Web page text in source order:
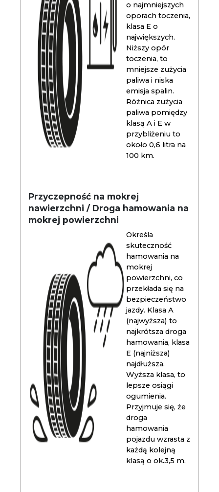
o najmniejszych
oporach toczenia,
klasa E o
największych.
Niższy opór
toczenia, to
mniejsze zużycia
paliwa i niska
emisja spalin.
Różnica zużycia
paliwa pomiędzy
klasą A i E w
przybliżeniu to
około 0,6 litra na
100 km.
Przyczepność na mokrej
nawierzchni / Droga hamowania na
mokrej powierzchni
Określa
skuteczność
hamowania na
mokrej
powierzchni, co
przekłada się na
bezpieczeństwo
jazdy. Klasa A
(najwyższa) to
najkrótsza droga
hamowania, klasa
E (najniższa)
najdłuższa.
Wyższa klasa, to
lepsze osiągi
ogumienia.
Przyjmuje się, że
droga
hamowania
pojazdu wzrasta z
każdą kolejną
klasą o ok.3,5 m.